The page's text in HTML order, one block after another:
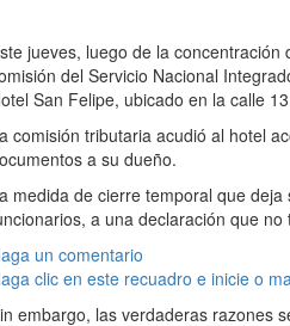
jueves, luego de la
del Servicio Nacional
San Felipe, ubicado en la calle
comisión tributaria acudió al hotel
a su dueño.
medida de cierre temporal que
a una declaración que
un comentario
clic en este recuadro e inicie o
embargo, las verdaderas razones